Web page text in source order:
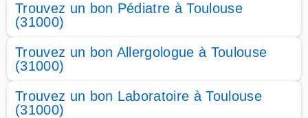
Trouvez un bon Pédiatre à Toulouse
(31000)
Trouvez un bon Allergologue à Toulouse
(31000)
Trouvez un bon Laboratoire à Toulouse
(31000)